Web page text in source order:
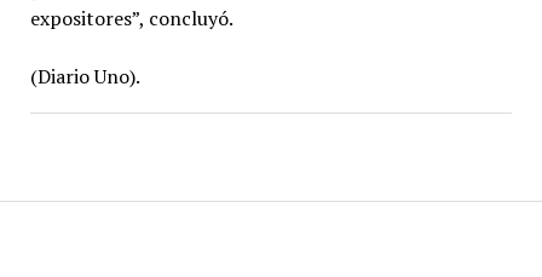
expositores”, concluyó.
(Diario Uno).